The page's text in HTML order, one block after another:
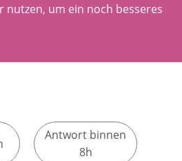
nutzen, um ein noch besseres
Antwort binnen
8h